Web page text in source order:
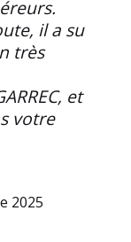
il a su
très
et
votre
2025